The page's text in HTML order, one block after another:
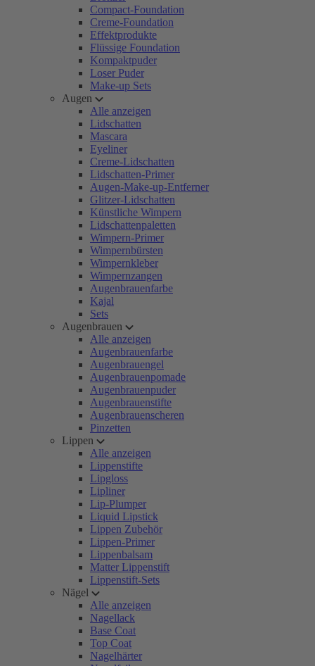
Compact-Foundation
Creme-Foundation
Effektprodukte
Flüssige Foundation
Kompaktpuder
Loser Puder
Make-up Sets
Augen
Alle anzeigen
Lidschatten
Mascara
Eyeliner
Creme-Lidschatten
Lidschatten-Primer
Augen-Make-up-Entferner
Glitzer-Lidschatten
Künstliche Wimpern
Lidschattenpaletten
Wimpern-Primer
Wimpernbürsten
Wimpernkleber
Wimpernzangen
Augenbrauenfarbe
Kajal
Sets
Augenbrauen
Alle anzeigen
Augenbrauenfarbe
Augenbrauengel
Augenbrauenpomade
Augenbrauenpuder
Augenbrauenstifte
Augenbrauenscheren
Pinzetten
Lippen
Alle anzeigen
Lippenstifte
Lipgloss
Lipliner
Lip-Plumper
Liquid Lipstick
Lippen Zubehör
Lippen-Primer
Lippenbalsam
Matter Lippenstift
Lippenstift-Sets
Nägel
Alle anzeigen
Nagellack
Base Coat
Top Coat
Nagelhärter